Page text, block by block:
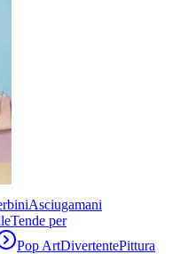
Asciugamani
Tende per
Pop ArtDivertentePittura